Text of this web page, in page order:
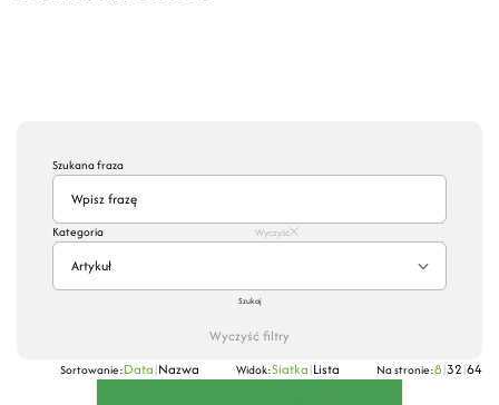
Szukana fraza
Kategoria Wyczyść
Artykuł
Szukaj
Wyczyść filtry
Sortowanie:Data|Nazwa Widok:Siatka|Lista Na stronie:8|32|64